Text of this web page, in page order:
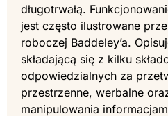
długotrwałą.
jest często ilustrowane
roboczej Baddeley’a.
składającą się z kilku
odpowiedzialnych za
przestrzenne, werbalne
manipulowania